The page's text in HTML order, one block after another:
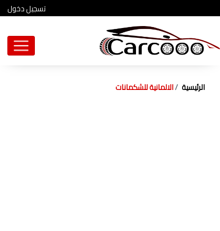
تسجيل دخول
الرئيسية الالمانية للشكمانات